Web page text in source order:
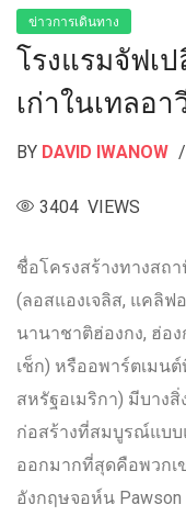
ข่าวการเดินทาง
โรงแรมจัฟเ
เก่าในเทลอา
BY DAVID IWANOW
3404 VIEWS
ชื่อโครงสร้างทางสถ
(ลอสแองเจลิส, แคลิฟ
นานาชาติฮ่องกง, ฮ่อง
เช็ก) หรืออพาร์ตเมนต์
สหรัฐอเมริกา) มีบาง
ก่อสร้างที่สมบูรณ์แบบ
ออกมากที่สุดคือพวก
อังกฤษจอห์น Pawson